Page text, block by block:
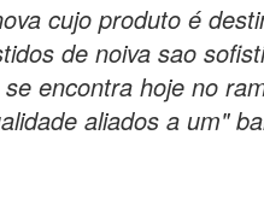
cujo produto é
de noiva sao
encontra hoje no
aliados a um"